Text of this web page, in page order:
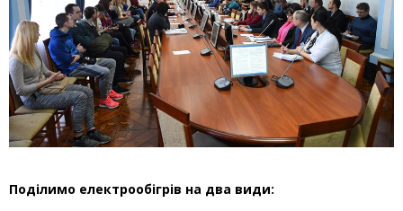
Поділимо електрообігрів на два види: